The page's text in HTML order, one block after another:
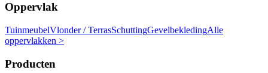
Oppervlak
TuinmeubelVlonder / TerrasSchuttingGevelbekledingAlle
oppervlakken >
Producten